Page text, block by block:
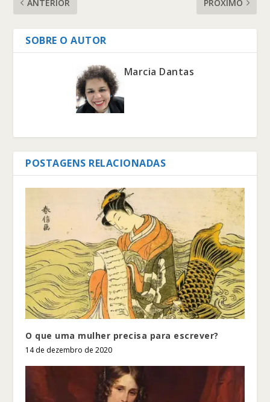
ANTERIOR PRÓXIMO
SOBRE O AUTOR
Marcia Dantas
POSTAGENS RELACIONADAS
O que uma mulher precisa para escrever?
14 de dezembro de 2020